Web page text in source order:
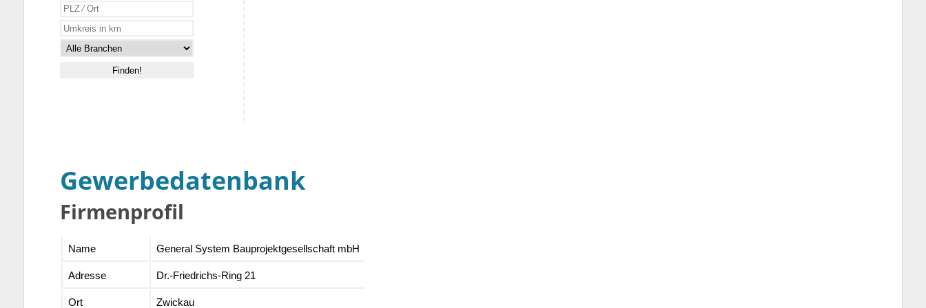
Gewerbedatenbank
Firmenprofil
Name General System Bauprojektgesellschaft mbH
Adresse Dr.-Friedrichs-Ring 21
Ort Zwickau